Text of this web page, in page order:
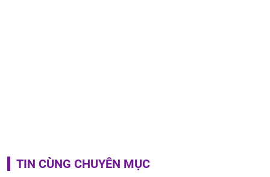
TIN CÙNG CHUYÊN MỤC